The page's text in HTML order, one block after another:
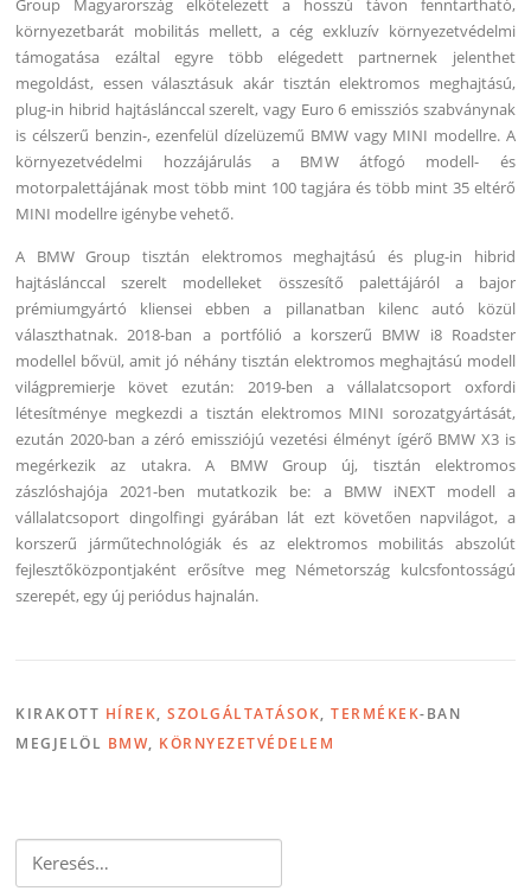
Group Magyarország elkötelezett a hosszú távon fenntartható,
környezetbarát mobilitás mellett, a cég exkluzív környezetvédelmi
támogatása ezáltal egyre több elégedett partnernek jelenthet
megoldást, essen választásuk akár tisztán elektromos meghajtású,
plug-in hibrid hajtáslánccal szerelt, vagy Euro 6 emissziós szabványnak
is célszerű benzin-, ezenfelül dízelüzemű BMW vagy MINI modellre. A
környezetvédelmi hozzájárulás a BMW átfogó modell- és
motorpalettájának most több mint 100 tagjára és több mint 35 eltérő
MINI modellre igénybe vehető.
A BMW Group tisztán elektromos meghajtású és plug-in hibrid
hajtáslánccal szerelt modelleket összesítő palettájáról a bajor
prémiumgyártó kliensei ebben a pillanatban kilenc autó közül
választhatnak. 2018-ban a portfólió a korszerű BMW i8 Roadster
modellel bővül, amit jó néhány tisztán elektromos meghajtású modell
világpremierje követ ezután: 2019-ben a vállalatcsoport oxfordi
létesítménye megkezdi a tisztán elektromos MINI sorozatgyártását,
ezután 2020-ban a zéró emissziójú vezetési élményt ígérő BMW X3 is
megérkezik az utakra. A BMW Group új, tisztán elektromos
zászlóshajója 2021-ben mutatkozik be: a BMW iNEXT modell a
vállalatcsoport dingolfingi gyárában lát ezt követően napvilágot, a
korszerű járműtechnológiák és az elektromos mobilitás abszolút
fejlesztőközpontjaként erősítve meg Németország kulcsfontosságú
szerepét, egy új periódus hajnalán.
KIRAKOTT HÍREK,SZOLGÁLTATÁSOK,TERMÉKEK-BAN
MEGJELÖL BMW, KÖRNYEZETVÉDELEM
Keresés: